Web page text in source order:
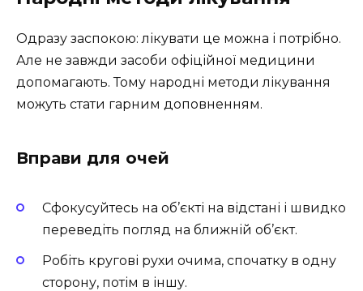
Одразу заспокою: лікувати це можна і потрібно.
Але не завжди засоби офіційної медицини
допомагають. Тому народні методи лікування
можуть стати гарним доповненням.
Вправи для очей
Сфокусуйтесь на об’єкті на відстані і швидко
переведіть погляд на ближній об’єкт.
Робіть кругові рухи очима, спочатку в одну
сторону, потім в іншу.